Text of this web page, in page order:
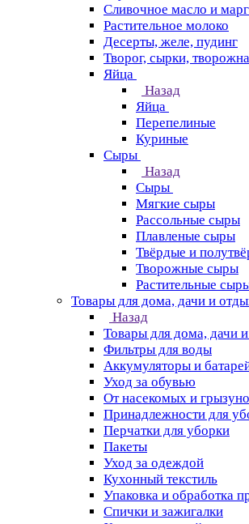
Сливочное масло и
Растительное молоко
Десерты, желе, пудинг
Творог, сырки,
Яйца
Назад
Яйца
Перепелиные
Куриные
Сыры
Назад
Сыры
Мягкие сыры
Рассольные сыры
Плавленые сыры
Твёрдые и
Творожные сыры
Растительные
Товары для дома, дачи и
Назад
Товары для дома, дачи
Фильтры для воды
Аккумуляторы и
Уход за обувью
От насекомых и
Принадлежности для
Перчатки для уборки
Пакеты
Уход за одеждой
Кухонный текстиль
Упаковка и обработка
Спички и зажигалки